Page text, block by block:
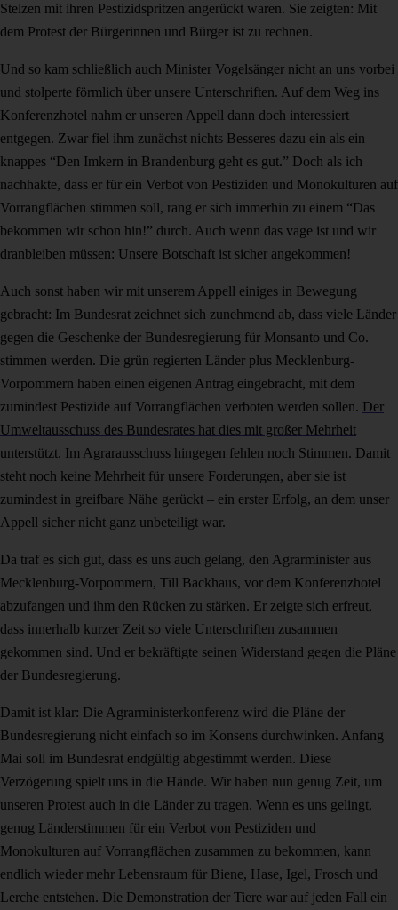
Stelzen mit ihren Pestizidspritzen angerückt waren. Sie zeigten: Mit
dem Protest der Bürgerinnen und Bürger ist zu rechnen.
Und so kam schließlich auch Minister Vogelsänger nicht an uns vorbei
und stolperte förmlich über unsere Unterschriften. Auf dem Weg ins
Konferenzhotel nahm er unseren Appell dann doch interessiert
entgegen. Zwar fiel ihm zunächst nichts Besseres dazu ein als ein
knappes “Den Imkern in Brandenburg geht es gut.” Doch als ich
nachhakte, dass er für ein Verbot von Pestiziden und Monokulturen auf
Vorrangflächen stimmen soll, rang er sich immerhin zu einem “Das
bekommen wir schon hin!” durch. Auch wenn das vage ist und wir
dranbleiben müssen: Unsere Botschaft ist sicher angekommen!
Auch sonst haben wir mit unserem Appell einiges in Bewegung
gebracht: Im Bundesrat zeichnet sich zunehmend ab, dass viele Länder
gegen die Geschenke der Bundesregierung für Monsanto und Co.
stimmen werden. Die grün regierten Länder plus Mecklenburg-
Vorpommern haben einen eigenen Antrag eingebracht, mit dem
zumindest Pestizide auf Vorrangflächen verboten werden sollen. Der
Umweltausschuss des Bundesrates hat dies mit großer Mehrheit
unterstützt. Im Agrarausschuss hingegen fehlen noch Stimmen. Damit
steht noch keine Mehrheit für unsere Forderungen, aber sie ist
zumindest in greifbare Nähe gerückt – ein erster Erfolg, an dem unser
Appell sicher nicht ganz unbeteiligt war.
Da traf es sich gut, dass es uns auch gelang, den Agrarminister aus
Mecklenburg-Vorpommern, Till Backhaus, vor dem Konferenzhotel
abzufangen und ihm den Rücken zu stärken. Er zeigte sich erfreut,
dass innerhalb kurzer Zeit so viele Unterschriften zusammen
gekommen sind. Und er bekräftigte seinen Widerstand gegen die Pläne
der Bundesregierung.
Damit ist klar: Die Agrarministerkonferenz wird die Pläne der
Bundesregierung nicht einfach so im Konsens durchwinken. Anfang
Mai soll im Bundesrat endgültig abgestimmt werden. Diese
Verzögerung spielt uns in die Hände. Wir haben nun genug Zeit, um
unseren Protest auch in die Länder zu tragen. Wenn es uns gelingt,
genug Länderstimmen für ein Verbot von Pestiziden und
Monokulturen auf Vorrangflächen zusammen zu bekommen, kann
endlich wieder mehr Lebensraum für Biene, Hase, Igel, Frosch und
Lerche entstehen. Die Demonstration der Tiere war auf jeden Fall ein